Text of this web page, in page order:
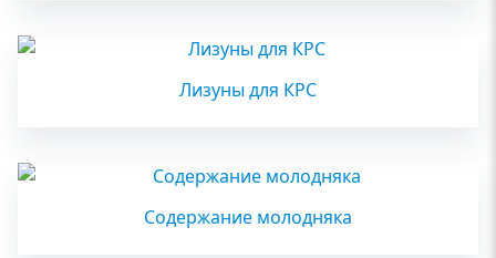
Лизуны для КРС
Содержание молодняка